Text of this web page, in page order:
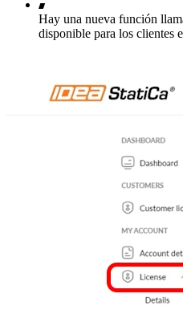
Hay una nueva función
disponible para los clientes